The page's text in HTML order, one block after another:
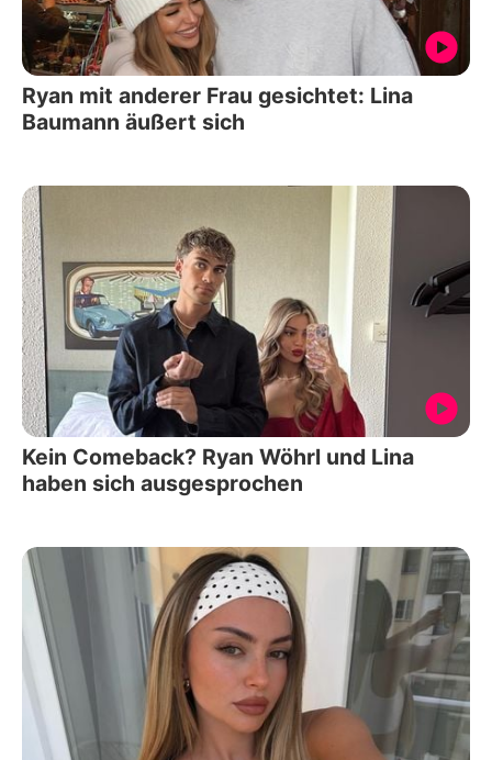
Ryan mit anderer Frau gesichtet: Lina
Baumann äußert sich
Kein Comeback? Ryan Wöhrl und Lina
haben sich ausgesprochen